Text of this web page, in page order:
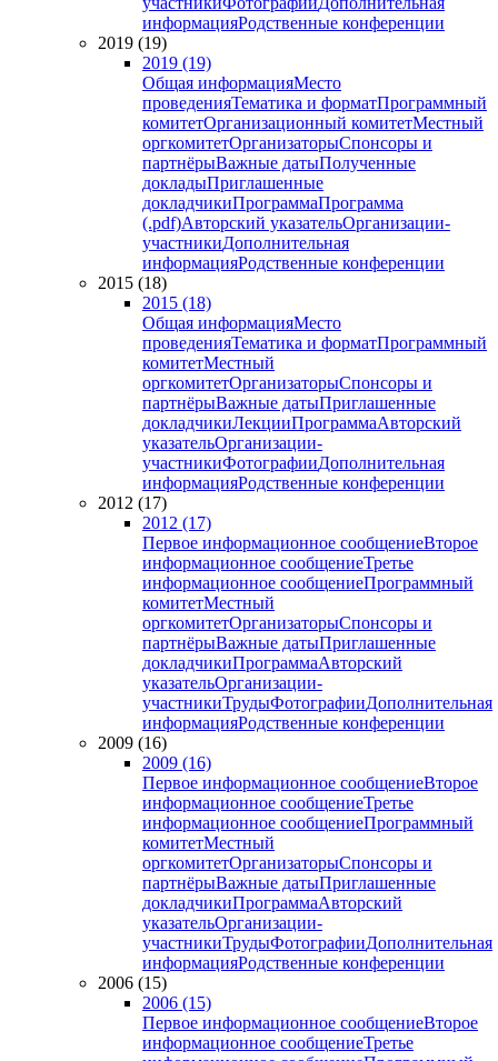
информацияРодственные конференции
2019 (19)
2019 (19)
Общая информацияМесто
проведенияТематика и форматПрограммный
комитетОрганизационный комитетМестный
оргкомитетОрганизаторыСпонсоры и
партнёрыВажные датыПолученные
докладыПриглашенные
докладчикиПрограммаПрограмма
(.pdf)Авторский указательОрганизации-
участникиДополнительная
информацияРодственные конференции
2015 (18)
2015 (18)
Общая информацияМесто
проведенияТематика и форматПрограммный
комитетМестный
оргкомитетОрганизаторыСпонсоры и
партнёрыВажные датыПриглашенные
докладчикиЛекцииПрограммаАвторский
указательОрганизации-
участникиФотографииДополнительная
информацияРодственные конференции
2012 (17)
2012 (17)
Первое информационное сообщениеВторое
информационное сообщениеТретье
информационное сообщениеПрограммный
комитетМестный
оргкомитетОрганизаторыСпонсоры и
партнёрыВажные датыПриглашенные
докладчикиПрограммаАвторский
указательОрганизации-
участникиТрудыФотографииДополнительная
информацияРодственные конференции
2009 (16)
2009 (16)
Первое информационное сообщениеВторое
информационное сообщениеТретье
информационное сообщениеПрограммный
комитетМестный
оргкомитетОрганизаторыСпонсоры и
партнёрыВажные датыПриглашенные
докладчикиПрограммаАвторский
указательОрганизации-
участникиТрудыФотографииДополнительная
информацияРодственные конференции
2006 (15)
2006 (15)
Первое информационное сообщениеВторое
информационное сообщениеТретье